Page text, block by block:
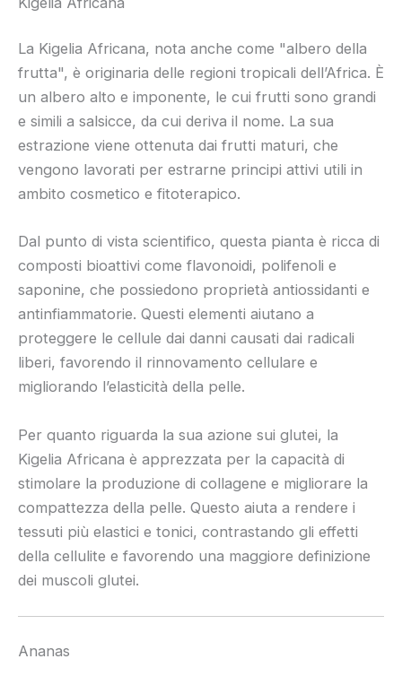
La Kigelia Africana, nota anche come "albero della
frutta", è originaria delle regioni tropicali dell’Africa. È
un albero alto e imponente, le cui frutti sono grandi
e simili a salsicce, da cui deriva il nome. La sua
estrazione viene ottenuta dai frutti maturi, che
vengono lavorati per estrarne principi attivi utili in
ambito cosmetico e fitoterapico.
Dal punto di vista scientifico, questa pianta è ricca di
composti bioattivi come flavonoidi, polifenoli e
saponine, che possiedono proprietà antiossidanti e
antinfiammatorie. Questi elementi aiutano a
proteggere le cellule dai danni causati dai radicali
liberi, favorendo il rinnovamento cellulare e
migliorando l’elasticità della pelle.
Per quanto riguarda la sua azione sui glutei, la
Kigelia Africana è apprezzata per la capacità di
stimolare la produzione di collagene e migliorare la
compattezza della pelle. Questo aiuta a rendere i
tessuti più elastici e tonici, contrastando gli effetti
della cellulite e favorendo una maggiore definizione
dei muscoli glutei.
Ananas